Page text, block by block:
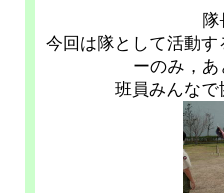
今回は隊として活動
ーのみ，
班員みんな